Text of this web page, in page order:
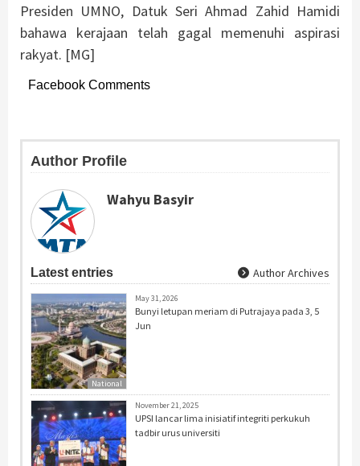
Presiden UMNO, Datuk Seri Ahmad Zahid Hamidi
bahawa kerajaan telah gagal memenuhi aspirasi
rakyat. [MG]
Facebook Comments
Author Profile
Wahyu Basyir
Latest entries Author Archives
National
May 31, 2026
Bunyi letupan meriam di Putrajaya pada 3, 5
Jun
November 21, 2025
UPSI lancar lima inisiatif integriti perkukuh
tadbir urus universiti